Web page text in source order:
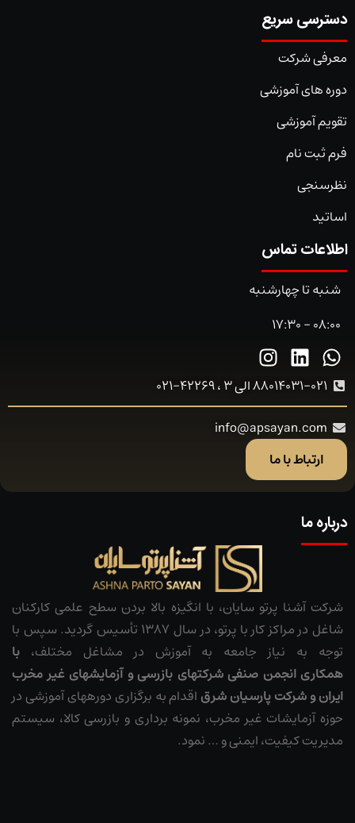
دسترسی سریع
معرفی شرکت
دوره های آموزشی
تقویم آموزشی
فرم ثبت نام
نظرسنجی
اساتید
اطلاعات تماس
شنبه تا چهارشنبه
08:00 - 17:30
88014031-021 الی 3 ، 42269-021
info@apsayan.com
ارتباط با ما
درباره ما
شرکت آشنا پرتو سایان، با انگیزه بالا بردن سطح علمی کارکنان
شاغل در مراکز کار با پرتو، در سال 1387 تأسیس گردید. سپس با
توجه به نیاز جامعه به آموزش در مشاغل مختلف، با
همکاریانجمن صنفی شرکت­های بازرسی و آزمایش­های غیر مخرب
ایرانو شرکت پارسیان شرق اقدام به برگزاری دوره­های آموزشی در
حوزه آزمایشات غیر مخرب، نمونه ­برداری و بازرسی کالا، سیستم
مدیریت کیفیت، ایمنی و … نمود.